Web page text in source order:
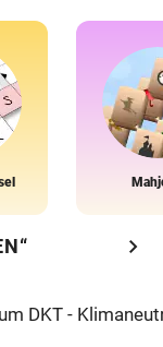
chevron_right